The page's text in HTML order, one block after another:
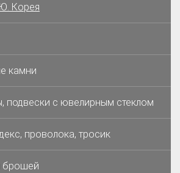
Корея
камни
подвески с ювелирным стеклом
проволока, тросик
брошей